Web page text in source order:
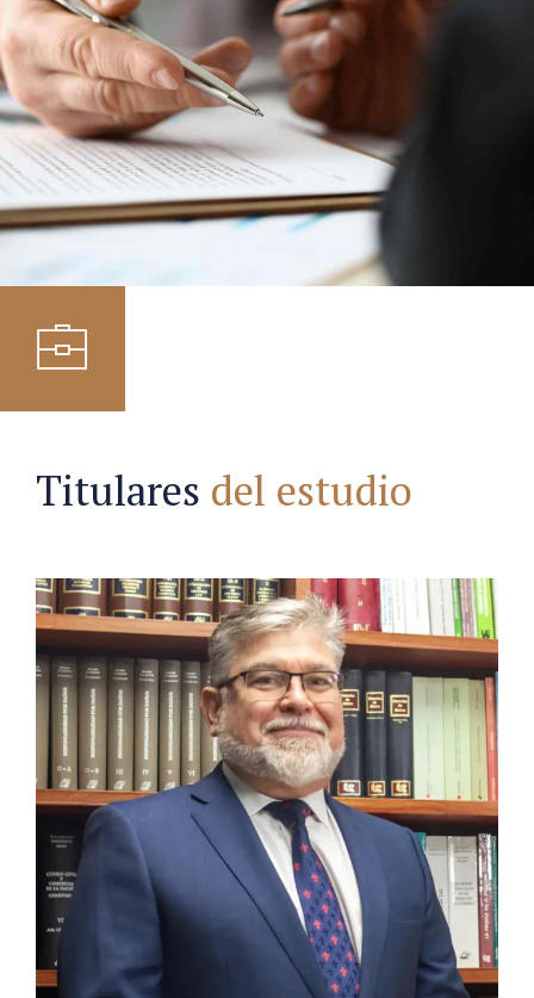
Titulares del estudio